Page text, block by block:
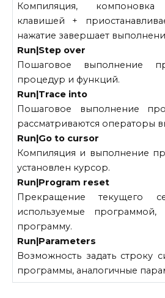
Компиляция,
клавишей +
нажатие завершает
Run|Step over
Пошаговое выполнение
процедур и функций.
Run|Trace into
Пошаговое выполнение
рассматриваются операторы
Run|Go to cursor
Компиляция и выполнение
установлен курсор.
Run|Program reset
Прекращение текущего
используемые
программу.
Run|Parameters
Возможность задать
программы, аналогичные